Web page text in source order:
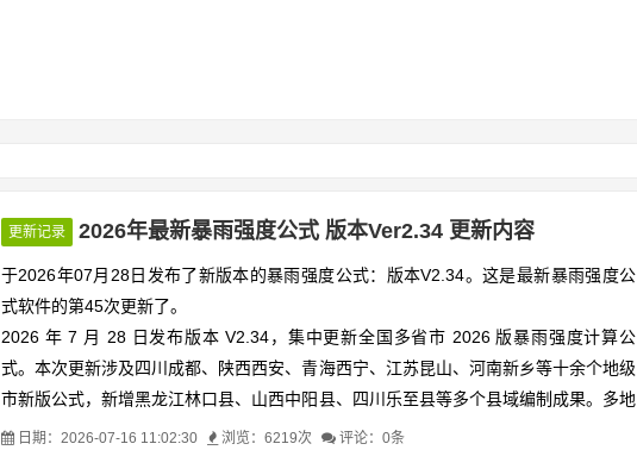
更新记录 2026年最新暴雨强度公式 版本Ver2.34 更新内容
于2026年07月28日发布了新版本的暴雨强度公式：版本V2.34。这是最新暴雨强度公
式软件的第45次更新了。
2026 年 7 月 28 日发布版本 V2.34，集中更新全国多省市 2026 版暴雨强度计算公
式。本次更新涉及四川成都、陕西西安、青海西宁、江苏昆山、河南新乡等十余个地级
市新版公式，新增黑龙江林口县、山西中阳县、四川乐至县等多个县域编制成果。多地
明确新版公式启用日期并废止早年旧版公式，其中益阳新版仅作为参考对比，工程设计
日期：2026-07-16 11:02:30 浏览：6219次 评论：0条